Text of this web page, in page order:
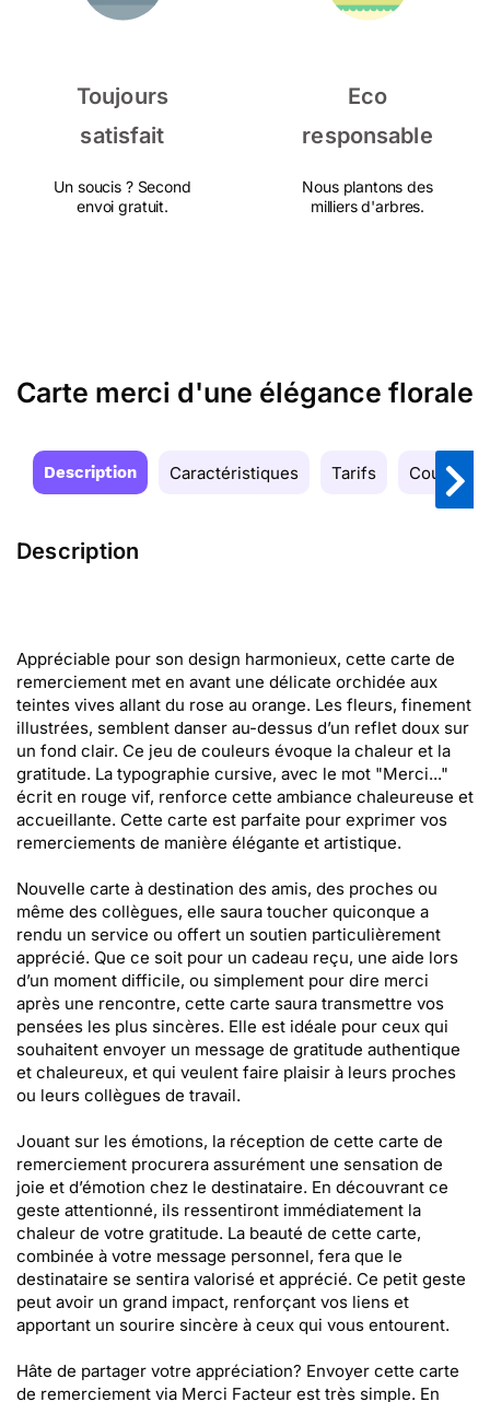
Toujours
satisfait
Un soucis ? Second
envoi gratuit.
Eco
responsable
Nous plantons des
milliers d'arbres.
Carte merci d'une élégance florale
Description Caractéristiques Tarifs Couleurs
Description
Appréciable pour son design harmonieux, cette carte de
remerciement met en avant une délicate orchidée aux
teintes vives allant du rose au orange. Les fleurs, finement
illustrées, semblent danser au-dessus d’un reflet doux sur
un fond clair. Ce jeu de couleurs évoque la chaleur et la
gratitude. La typographie cursive, avec le mot "Merci..."
écrit en rouge vif, renforce cette ambiance chaleureuse et
accueillante. Cette carte est parfaite pour exprimer vos
remerciements de manière élégante et artistique.
Nouvelle carte à destination des amis, des proches ou
même des collègues, elle saura toucher quiconque a
rendu un service ou offert un soutien particulièrement
apprécié. Que ce soit pour un cadeau reçu, une aide lors
d’un moment difficile, ou simplement pour dire merci
après une rencontre, cette carte saura transmettre vos
pensées les plus sincères. Elle est idéale pour ceux qui
souhaitent envoyer un message de gratitude authentique
et chaleureux, et qui veulent faire plaisir à leurs proches
ou leurs collègues de travail.
Jouant sur les émotions, la réception de cette carte de
remerciement procurera assurément une sensation de
joie et d’émotion chez le destinataire. En découvrant ce
geste attentionné, ils ressentiront immédiatement la
chaleur de votre gratitude. La beauté de cette carte,
combinée à votre message personnel, fera que le
destinataire se sentira valorisé et apprécié. Ce petit geste
peut avoir un grand impact, renforçant vos liens et
apportant un sourire sincère à ceux qui vous entourent.
Hâte de partager votre appréciation? Envoyer cette carte
de remerciement via Merci Facteur est très simple. En